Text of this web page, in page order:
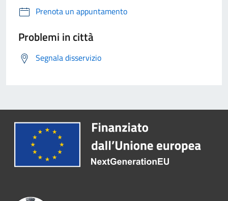
Prenota un appuntamento
Problemi in città
Segnala disservizio